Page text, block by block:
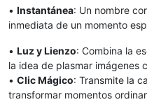
• Instantánea: Un nombre
inmediata de un momento
• Luz y Lienzo: Combina la
la idea de plasmar imágenes
• Clic Mágico: Transmite la
transformar momentos